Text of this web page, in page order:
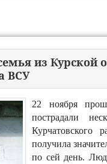
из Курской
ВСУ
22 ноября
пострадали
Курчатовского
получила
по сей день.